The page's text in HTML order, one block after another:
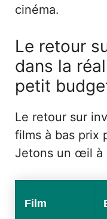
cinéma.
Le retour
dans la
petit
Le retour sur
films à bas prix
Jetons un œil à
Film